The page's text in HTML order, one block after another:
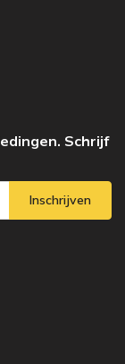
Schrijf
Inschrijven